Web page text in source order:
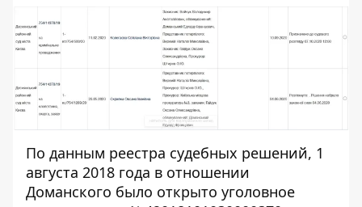
По данным реестра судебных решений, 1
августа 2018 года в отношении
Доманского было открыто уголовное